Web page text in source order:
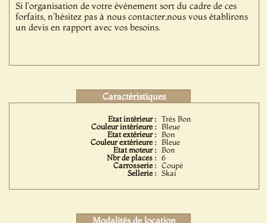
Si l'organisation de votre événement sort du cadre de ces
forfaits, n'hésitez pas à nous contacter,nous vous établirons
un devis en rapport avec vos besoins.
Caractéristiques
Etat intérieur : Très Bon
Couleur intérieure : Bleue
Etat extérieur : Bon
Couleur extérieure : Bleue
Etat moteur : Bon
Nbr de places : 6
Carrosserie : Coupé
Sellerie : Skai
Modalités de location